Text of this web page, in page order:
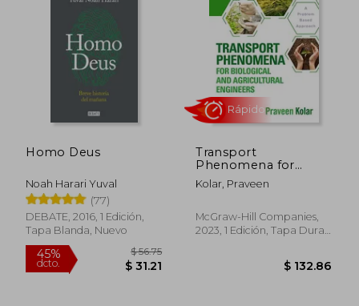
45%
dcto.
Homo Deus
Noah Harari Yuval
(77)
DEBATE, 2016, 1 Edición,
Tapa Blanda, Nuevo
Transport
Phenomena for
Biological and
Agricultural
Problem-Based
Approach (en Inglés)
Kolar, Praveen
McGraw-Hill Companies,
2023, 1 Edición, Tapa Dura,